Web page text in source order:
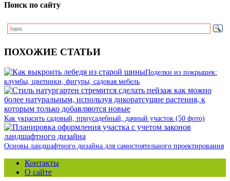
Поиск по сайту
ПОХОЖИЕ СТАТЬИ
Поделки из покрышек:
клумбы, цветники, фигуры, садовая мебель
Как украсить садовый, приусадебный, дачный участок (50 фото)
Основы ландшафтного дизайна для самостоятельного проектирования
Контакты
О сайте